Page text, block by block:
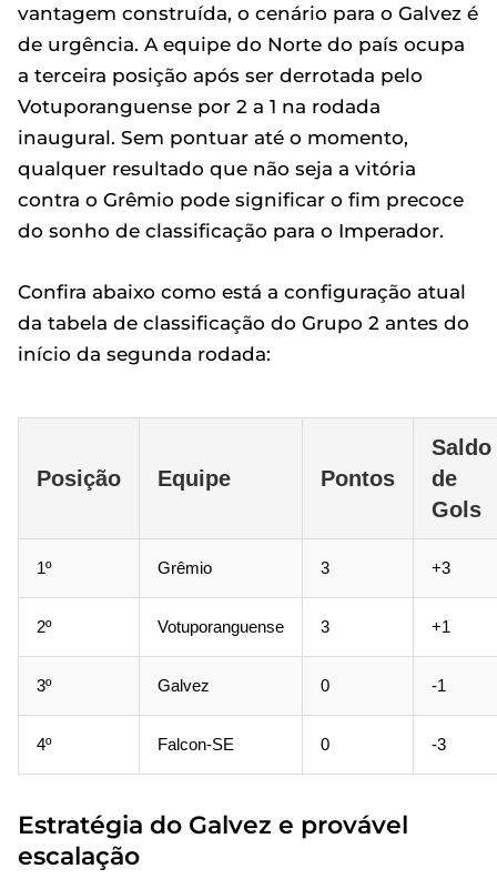
vantagem construída, o cenário para o Galvez é
de urgência. A equipe do Norte do país ocupa
a terceira posição após ser derrotada pelo
Votuporanguense por 2 a 1 na rodada
inaugural. Sem pontuar até o momento,
qualquer resultado que não seja a vitória
contra o Grêmio pode significar o fim precoce
do sonho de classificação para o Imperador.
Confira abaixo como está a configuração atual
da tabela de classificação do Grupo 2 antes do
início da segunda rodada:
Posição Equipe Pontos
Saldo
de
Gols
1º Grêmio 3 +3
2º Votuporanguense 3 +1
3º Galvez 0 -1
4º Falcon-SE 0 -3
Estratégia do Galvez e provável
escalação